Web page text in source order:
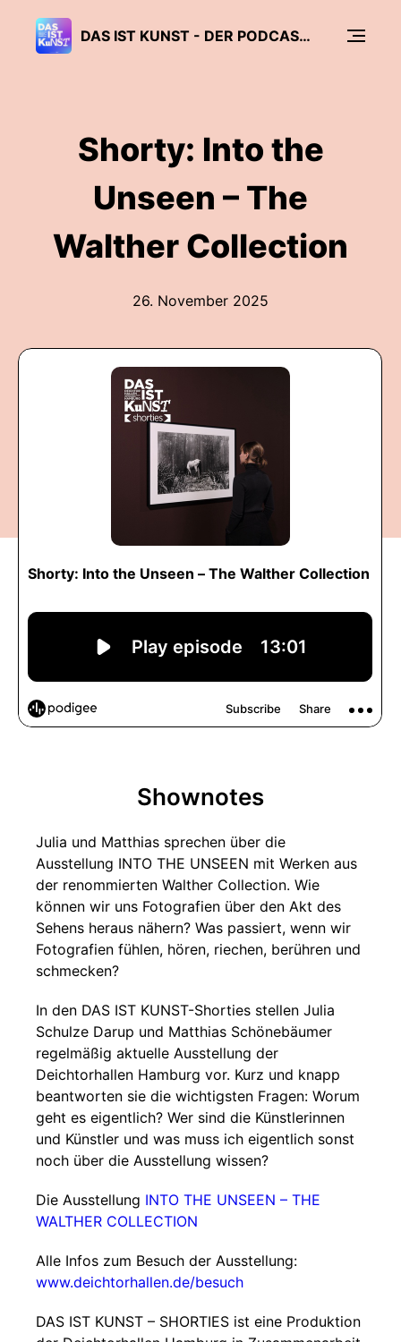
DAS IST KUNST - DER PODCAST DER DEICHTORHALLEN HAMBURG
Shorty: Into the
Unseen – The
Walther Collection
26. November 2025
Shownotes
Julia und Matthias sprechen über die
Ausstellung INTO THE UNSEEN mit Werken aus
der renommierten Walther Collection. Wie
können wir uns Fotografien über den Akt des
Sehens heraus nähern? Was passiert, wenn wir
Fotografien fühlen, hören, riechen, berühren und
schmecken?
In den DAS IST KUNST-Shorties stellen Julia
Schulze Darup und Matthias Schönebäumer
regelmäßig aktuelle Ausstellung der
Deichtorhallen Hamburg vor. Kurz und knapp
beantworten sie die wichtigsten Fragen: Worum
geht es eigentlich? Wer sind die Künstlerinnen
und Künstler und was muss ich eigentlich sonst
noch über die Ausstellung wissen?
Die Ausstellung INTO THE UNSEEN – THE
WALTHER COLLECTION
Alle Infos zum Besuch der Ausstellung:
www.deichtorhallen.de/besuch
DAS IST KUNST – SHORTIES ist eine Produktion